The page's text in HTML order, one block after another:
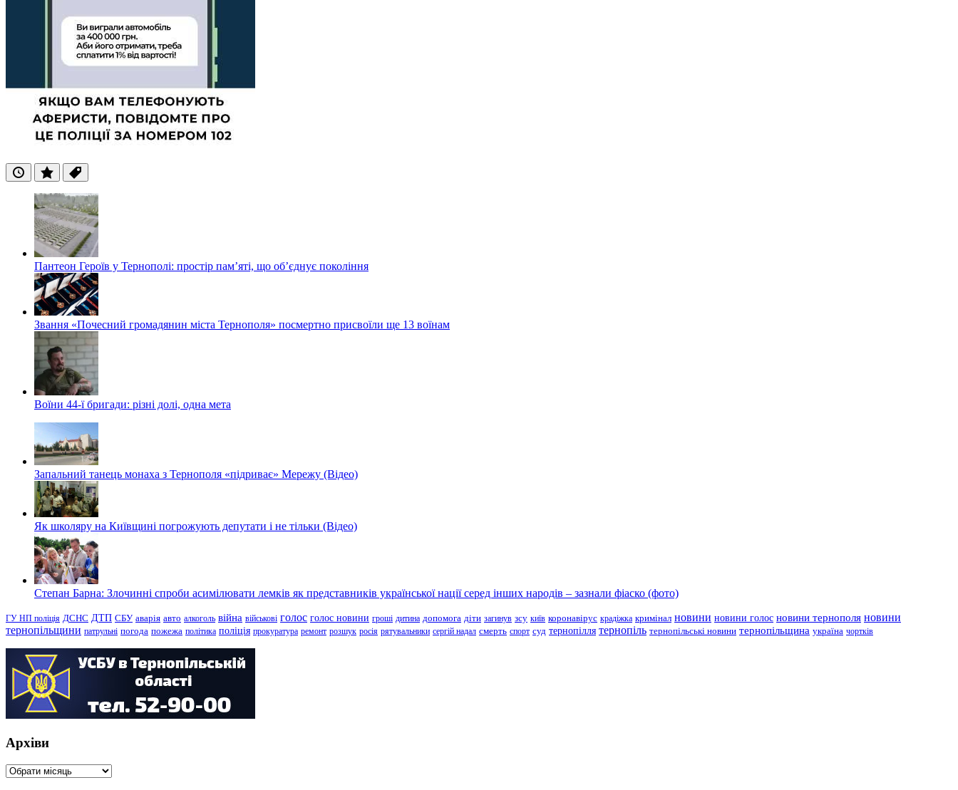
ОстанніПопулярні
Теги
Пантеон Героїв у Тернополі: простір пам’яті, що об’єднує покоління
Звання «Почесний громадянин міста Тернополя» посмертно присвоїли ще 13 воїнам
Воїни 44-ї бригади: різні долі, одна мета
Запальний танець монаха з Тернополя «підриває» Мережу (Відео)
Як школяру на Київщині погрожують депутати і не тільки (Відео)
Степан Барна: Злочинні спроби асимілювати лемків як представників української нації серед інших народів – зазнали фіаско (фото)
ГУ НП поліція ДСНС ДТП СБУ аварія авто алкоголь війна військові голос голос новини гроші дитина допомога діти загинув зсу київ коронавірус крадіжка кримінал новини новини голос новини тернополя новини
тернопільщини патрульні погода пожежа політика поліція прокуратура ремонт розшук росія рятувальники сергій надал смерть спорт суд тернопілля тернопіль тернопільські новини тернопільщина україна чортків
Архіви
Архіви